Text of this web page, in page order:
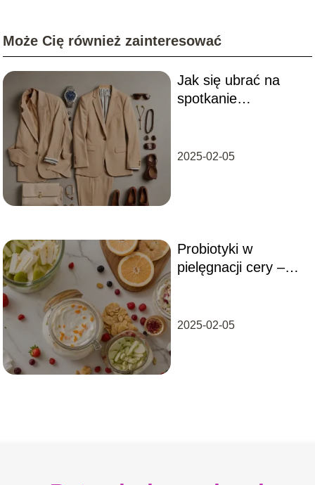
Może Cię również zainteresować
Jak się ubrać na
spotkanie
sektorów
2025-02-05
Probiotyki w
pielęgnacji cery –
codziennych
2025-02-05